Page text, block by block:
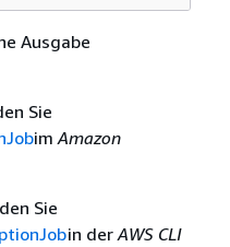
Ausgabe
Sie
imAmazon
Sie
in derAWS CLI